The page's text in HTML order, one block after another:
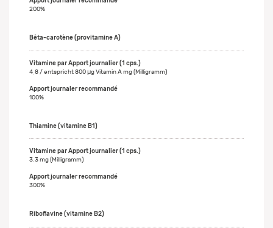
200%
Bêta-carotène (provitamine A)
4,8 / entspricht 800 μg Vitamin A mg (Milligramm)
100%
Thiamine (vitamine B1)
3,3 mg (Milligramm)
300%
Riboflavine (vitamine B2)